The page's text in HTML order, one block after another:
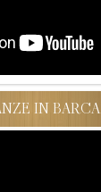
IN BARCA